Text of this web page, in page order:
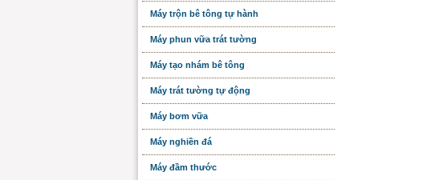
Máy trộn bê tông tự hành
Máy phun vữa trát tường
Máy tạo nhám bê tông
Máy trát tường tự động
Máy bơm vữa
Máy nghiền đá
Máy đầm thước